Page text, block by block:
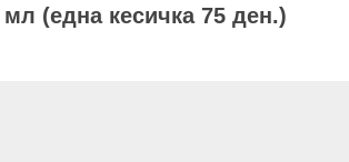
(една кесичка 75 ден.)